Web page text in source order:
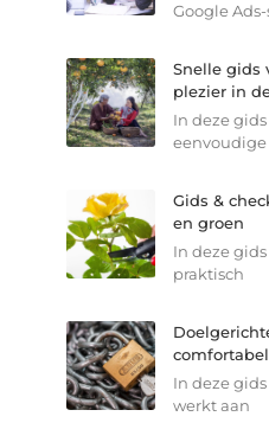
Google
Snelle gids
plezier in
In deze
eenvoudige
Gids &
en groen
In deze
praktisch
In deze
werkt aan